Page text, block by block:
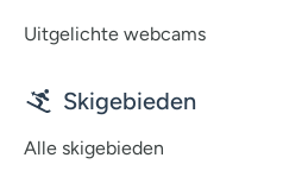
Uitgelichte webcams
Skigebieden
Alle skigebieden